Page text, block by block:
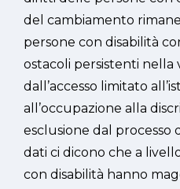
del cambiamento
persone con disabilità
ostacoli persistenti nella
dall’accesso limitato
all’occupazione alla
esclusione dal processo
dati ci dicono che a
con disabilità hanno